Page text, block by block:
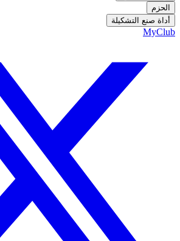
الحزم
أداة صنع التشكيلة
MyClub